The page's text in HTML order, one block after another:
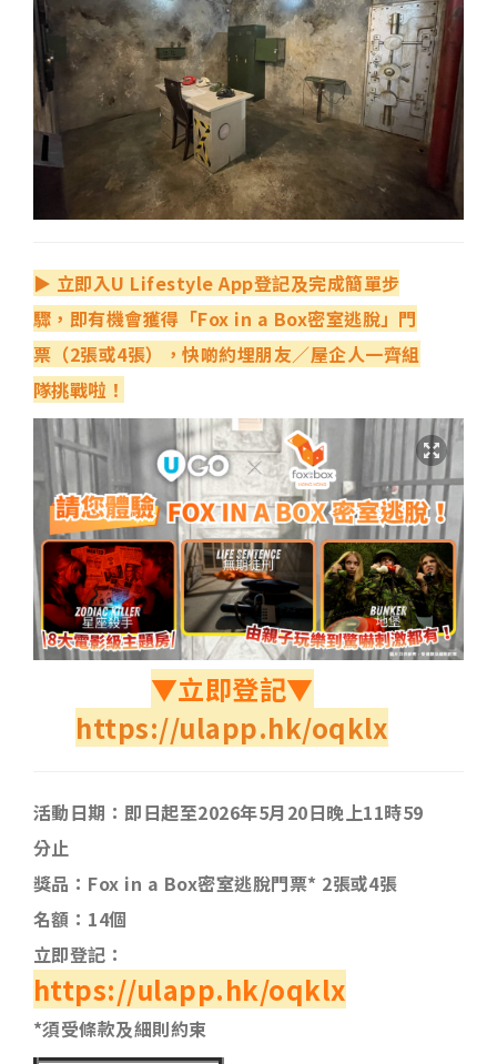
▶ 立即入U Lifestyle App登記及完成簡單步
驟，即有機會獲得「Fox in a Box密室逃脫」門
票（2張或4張），快啲約埋朋友／屋企人一齊組
隊挑戰啦！
▼立即登記▼
https://ulapp.hk/oqklx
活動日期：即日起至2026年5月20日晚上11時59
分止
獎品：Fox in a Box密室逃脫門票* 2張或4張
名額：14個
立即登記：
https://ulapp.hk/oqklx
*須受條款及細則約束